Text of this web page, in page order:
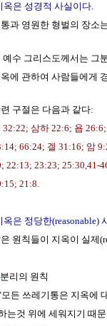
옥은 성경적 사실이다.
과 영원한 형벌의 장소
그리스도께서는 그분
관하여 사람들에게 경
절은 다음과 같다:
32:22; 삼하 22:6; 욥
겔 31:16; 암 9:2;
23:23; 25:30,41-46;
21:8.
옥은 정당한(reasonable)
원칙들이 지옥이 실제
분리의 원칙
레기통은 지옥에 대한
위에 세워지기 때